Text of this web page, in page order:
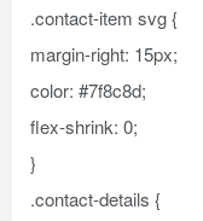
.contact-item svg {
margin-right: 15px;
color: #7f8c8d;
flex-shrink: 0;
}
.contact-details {